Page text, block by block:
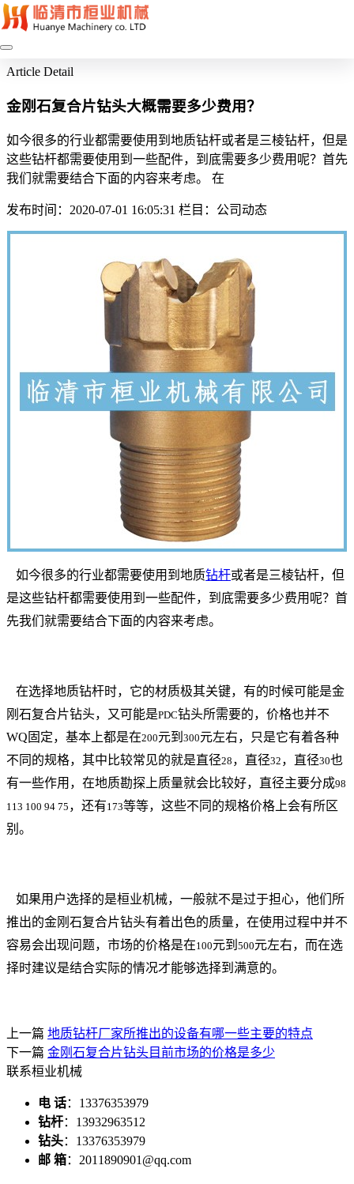
Article Detail
金刚石复合片钻头大概需要多少费用？
如今很多的行业都需要使用到地质钻杆或者是三棱钻杆，但是
这些钻杆都需要使用到一些配件，到底需要多少费用呢？首先
我们就需要结合下面的内容来考虑。 在
发布时间：2020-07-01 16:05:31 栏目：公司动态
如今很多的行业都需要使用到地质钻杆或者是三棱钻杆，但
是这些钻杆都需要使用到一些配件，到底需要多少费用呢？首
先我们就需要结合下面的内容来考虑。
在选择地质钻杆时，它的材质极其关键，有的时候可能是金
刚石复合片钻头，又可能是PDC钻头所需要的，价格也并不
WQ固定，基本上都是在200元到 300元左右，只是它有着各种
不同的规格，其中比较常见的就是直径28 ，直径32 ，直径30也
有一些作用，在地质勘探上质量就会比较好，直径主要分成98
113 100 94 75 ，还有173等等，这些不同的规格价格上会有所区
别。
如果用户选择的是桓业机械，一般就不是过于担心，他们所
推出的金刚石复合片钻头有着出色的质量，在使用过程中并不
容易会出现问题，市场的价格是在100元到 500元左右，而在选
择时建议是结合实际的情况才能够选择到满意的。
上一篇 地质钻杆厂家所推出的设备有哪一些主要的特点
下一篇 金刚石复合片钻头目前市场的价格是多少
联系桓业机械
电 话：13376353979
钻杆：13932963512
钻头：13376353979
邮 箱：2011890901@qq.com